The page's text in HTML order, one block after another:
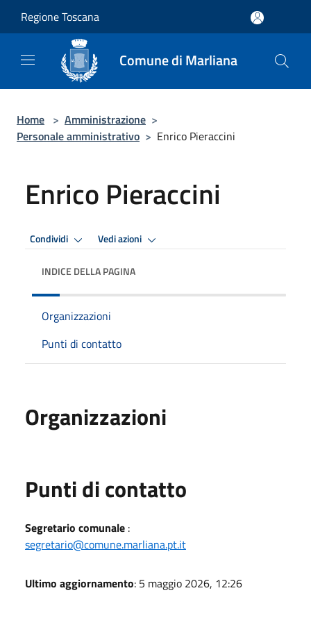
Regione Toscana
Comune di Marliana
Home > Amministrazione >
Personale amministrativo > Enrico Pieraccini
Enrico Pieraccini
Condividi Vedi azioni
INDICE DELLA PAGINA
Organizzazioni
Punti di contatto
Organizzazioni
Punti di contatto
Segretario comunale :
segretario@comune.marliana.pt.it
Ultimo aggiornamento: 5 maggio 2026, 12:26